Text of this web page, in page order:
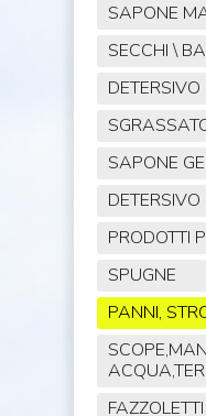
SAPONE
SECCHI \
SAPONE
DETERSIVO
PRODOTTI
SPUGNE
PANNI,
FAZZOLETTI